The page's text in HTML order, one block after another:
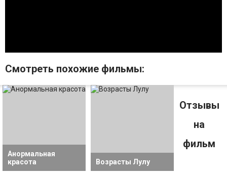
Смотрeть похожие фильмы:
Анормальная
красота
Возрасты Лулу
Отзывы
на
фильм